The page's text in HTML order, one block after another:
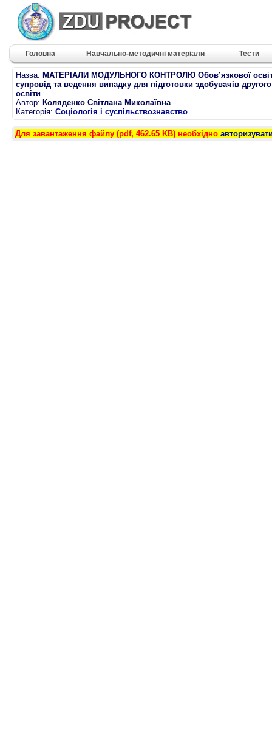
Головна Навчально-методичні матеріали Тести
Назва: МАТЕРІАЛИ МОДУЛЬНОГО КОНТРОЛЮ Обов’язкової
супровід та ведення випадку для підготовки здобувачів
освіти
Автор: Коляденко Світлана Миколаївна
Категорія: Соціологія і суспільствознавство
Для завантаження файлу (pdf, 462.65 KB) необхідно